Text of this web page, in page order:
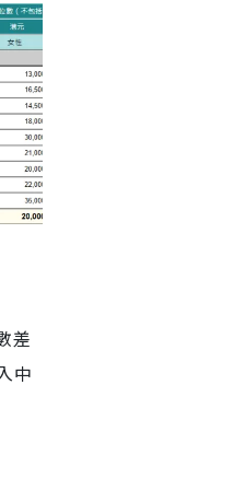
差
中